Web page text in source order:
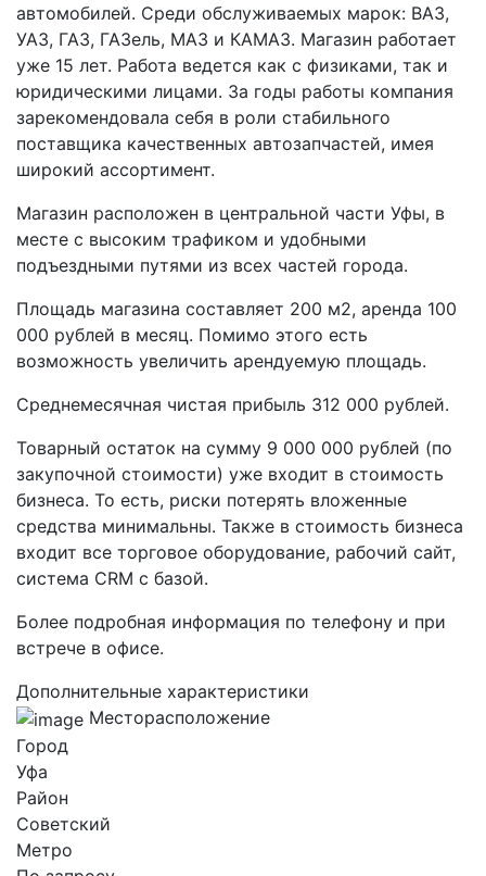
автомобилей. Среди обслуживаемых марок: ВАЗ,
УАЗ, ГАЗ, ГАЗель, МАЗ и КАМАЗ. Магазин работает
уже 15 лет. Работа ведется как с физиками, так и
юридическими лицами. За годы работы компания
зарекомендовала себя в роли стабильного
поставщика качественных автозапчастей, имея
широкий ассортимент.
Магазин расположен в центральной части Уфы, в
месте с высоким трафиком и удобными
подъездными путями из всех частей города.
Площадь магазина составляет 200 м2, аренда 100
000 рублей в месяц. Помимо этого есть
возможность увеличить арендуемую площадь.
Среднемесячная чистая прибыль 312 000 рублей.
Товарный остаток на сумму 9 000 000 рублей (по
закупочной стоимости) уже входит в стоимость
бизнеса. То есть, риски потерять вложенные
средства минимальны. Также в стоимость бизнеса
входит все торговое оборудование, рабочий сайт,
система CRM с базой.
Более подробная информация по телефону и при
встрече в офисе.
Дополнительные характеристики
Месторасположение
Город
Уфа
Район
Советский
Метро